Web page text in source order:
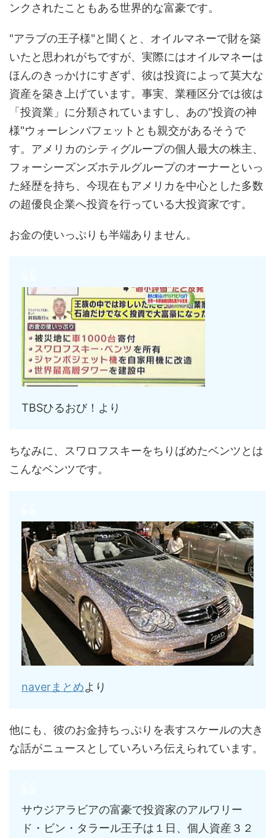
ンクされたこともある世界的な富豪です。
"アラブの王子様"と聞くと、オイルマネーで財を築
いたと思われがちですが、実際にはオイルマネーは
ほんのきっかけにすぎず、彼は投資によって莫大な
資産を築き上げています。事実、業種区分では彼は
「投資業」に分類されていますし、あの"投資の神
様"ウォーレンバフェットとも親交があるそうで
す。アメリカのシティグループの個人最大の株主、
フォーシーズンズホテルグループのオーナーといっ
た経歴を持ち、今現在もアメリカを中心とした多数
の超優良企業へ投資を行っている大投資家です。
お金の使いっぷりも半端ありません。
TBSひるおび！より
ちなみに、スワロフスキーをちりばめたベンツとは
こんなベンツです。
naverまとめより
他にも、彼のお金持ちっぷりを表すスケールの大き
な話がニュースとしていろいろ伝えられています。
サウジアラビアの富豪で投資家のアルワリー
ド・ビン・タラール王子は１日、個人資産３２